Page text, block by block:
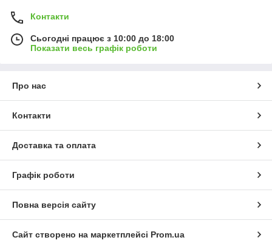
Контакти
Сьогодні працює з 10:00 до 18:00
Показати весь графік роботи
Про нас
Контакти
Доставка та оплата
Графік роботи
Повна версія сайту
Сайт створено на маркетплейсі Prom.ua